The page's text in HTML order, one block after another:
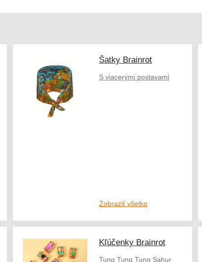
Šatky Brainrot
S viacerými postavami
Zobraziť všetko
Kľúčenky Brainrot
Tung Tung Tung Sahur